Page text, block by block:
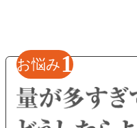
お悩み1